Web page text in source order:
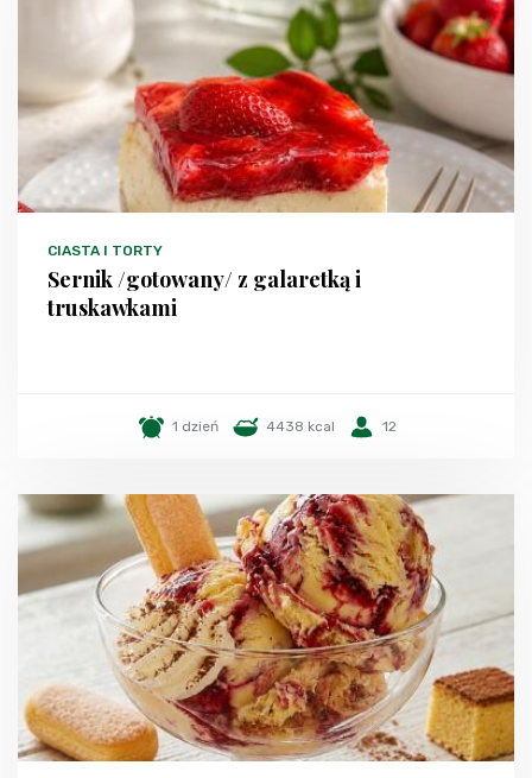
CIASTA I TORTY
Sernik /gotowany/ z galaretką i
truskawkami
1 dzień 4438 kcal 12